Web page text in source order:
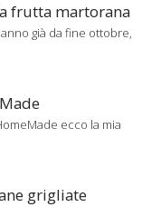
frutta martorana
già da fine ottobre,
ecco la mia
grigliate